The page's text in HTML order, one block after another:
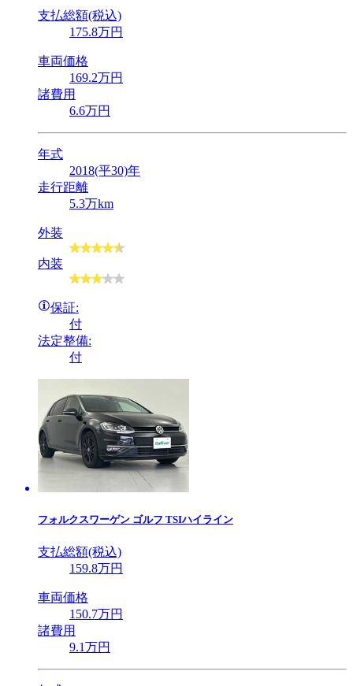
支払総額(税込)
175.8万円
車両価格
169.2万円
諸費用
6.6万円
年式
2018(平30)年
走行距離
5.3万km
外装
内装
保証:
付
法定整備:
付
フォルクスワーゲン ゴルフ TSIハイライン
支払総額(税込)
159.8万円
車両価格
150.7万円
諸費用
9.1万円